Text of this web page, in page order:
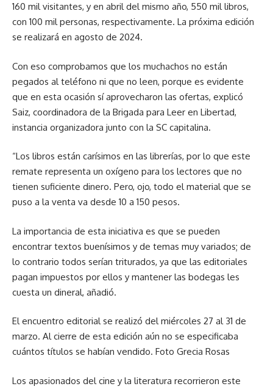
160 mil visitantes, y en abril del mismo año, 550 mil libros,
con 100 mil personas, respectivamente. La próxima edición
se realizará en agosto de 2024.
Con eso comprobamos que los muchachos no están
pegados al teléfono ni que no leen, porque es evidente
que en esta ocasión sí aprovecharon las ofertas, explicó
Saiz, coordinadora de la Brigada para Leer en Libertad,
instancia organizadora junto con la SC capitalina.
“Los libros están carísimos en las librerías, por lo que este
remate representa un oxígeno para los lectores que no
tienen suficiente dinero. Pero, ojo, todo el material que se
puso a la venta va desde 10 a 150 pesos.
La importancia de esta iniciativa es que se pueden
encontrar textos buenísimos y de temas muy variados; de
lo contrario todos serían triturados, ya que las editoriales
pagan impuestos por ellos y mantener las bodegas les
cuesta un dineral, añadió.
El encuentro editorial se realizó del miércoles 27 al 31 de
marzo. Al cierre de esta edición aún no se especificaba
cuántos títulos se habían vendido. Foto Grecia Rosas
Los apasionados del cine y la literatura recorrieron este